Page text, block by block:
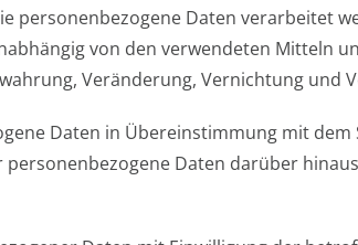
personenbezogene Daten verarbeitet
von den verwendeten Mitteln
Veränderung, Vernichtung und
Daten in Übereinstimmung mit dem
Daten darüber